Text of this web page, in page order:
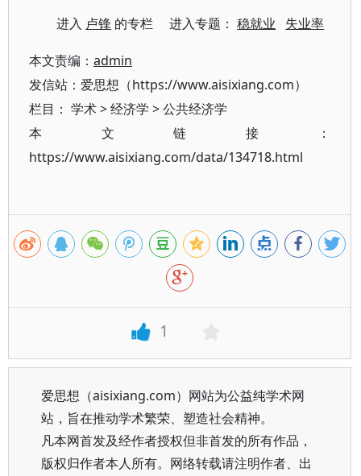
进入 卢锋 的专栏 进入专题：稳就业 失业率
本文责编： admin
发信站：爱思想（https://www.aisixiang.com）
栏目： 学术>经济学 >公共经济学
本文链接：
https://www.aisixiang.com/data/134718.html
1
爱思想（aisixiang.com）网站为公益纯学术网
站，旨在推动学术繁荣、塑造社会精神。
凡本网首发及经作者授权但非首发的所有作品，
版权归作者本人所有。网络转载请注明作者、出